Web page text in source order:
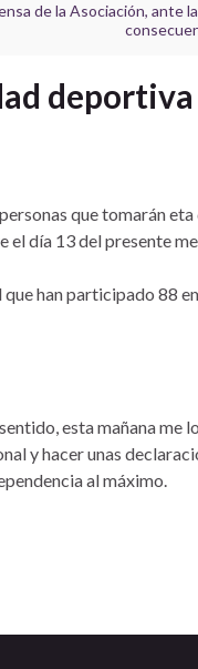
de la Asociación, ante
que tomarán
día 13 del presente
han participado 88
esta mañana me
y hacer unas
al máximo.